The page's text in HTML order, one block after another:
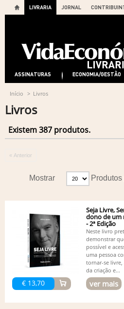
LIVRARIA JORNAL
ASSINATURAS ECONOMIA/GESTÃO
Início > Livros
Livros
Existem 387 produtos.
« Anterior
Mostrar
€ 13,70
Seja Livre,
dono de um
- 2ª Edição
Neste livro
demonstrar
possível e
uma pessoa
tornar-se livre,
da criação e...
ver mais